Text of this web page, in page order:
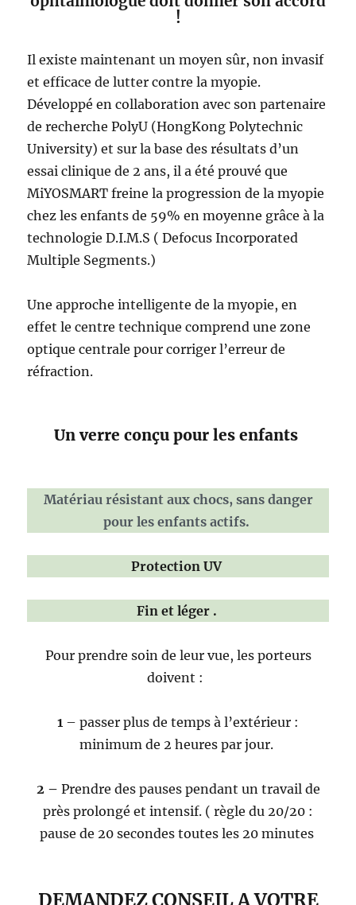
!
Il existe maintenant un moyen sûr, non invasif
et efficace de lutter contre la myopie.
Développé en collaboration avec son partenaire
de recherche PolyU (HongKong Polytechnic
University) et sur la base des résultats d’un
essai clinique de 2 ans, il a été prouvé que
MiYOSMART freine la progression de la myopie
chez les enfants de 59% en moyenne grâce à la
technologie D.I.M.S ( Defocus Incorporated
Multiple Segments.)
Une approche intelligente de la myopie, en
effet le centre technique comprend une zone
optique centrale pour corriger l’erreur de
réfraction.
Un verre conçu pour les enfants
Matériau résistant aux chocs, sans danger
pour les enfants actifs.
Protection UV
Fin et léger .
Pour prendre soin de leur vue, les porteurs
doivent :
1 – passer plus de temps à l’extérieur :
minimum de 2 heures par jour.
2 – Prendre des pauses pendant un travail de
près prolongé et intensif. ( règle du 20/20 :
pause de 20 secondes toutes les 20 minutes
DEMANDEZ CONSEIL A VOTRE